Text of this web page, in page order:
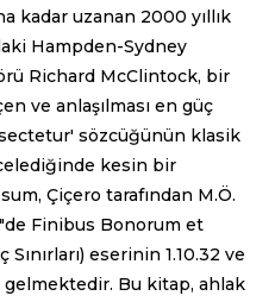
kadar uzanan 2000 yıllık
Hampden-Sydney
Richard McClintock, bir
ve anlaşılması en güç
sözcüğünün klasik
kesin bir
Çiçero tarafından M.Ö.
Finibus Bonorum et
eserinin 1.10.32 ve
gelmektedir. Bu kitap, ahlak